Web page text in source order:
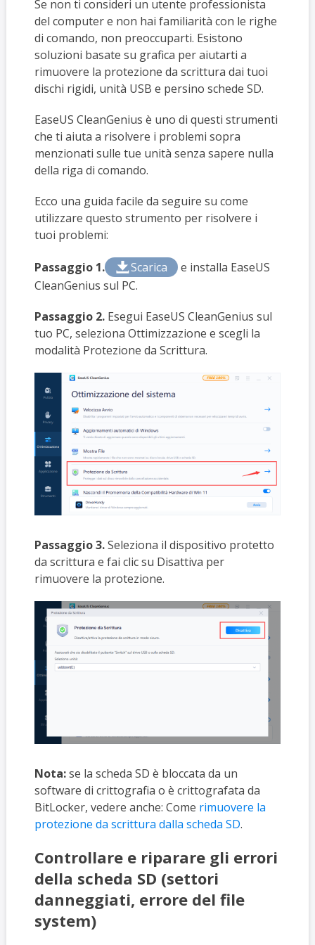
Se non ti consideri un utente professionista
del computer e non hai familiarità con le righe
di comando, non preoccuparti. Esistono
soluzioni basate su grafica per aiutarti a
rimuovere la protezione da scrittura dai tuoi
dischi rigidi, unità USB e persino schede SD.
EaseUS CleanGenius è uno di questi strumenti
che ti aiuta a risolvere i problemi sopra
menzionati sulle tue unità senza sapere nulla
della riga di comando.
Ecco una guida facile da seguire su come
utilizzare questo strumento per risolvere i
tuoi problemi:
Passaggio 1. Scarica
e installa EaseUS
CleanGenius sul PC.
Passaggio 2.Esegui EaseUS CleanGenius sul
tuo PC, seleziona Ottimizzazione e scegli la
modalità Protezione da Scrittura.
Passaggio 3.Seleziona il dispositivo protetto
da scrittura e fai clic su Disattiva per
rimuovere la protezione.
Nota:se la scheda SD è bloccata da un
software di crittografia o è crittografata da
BitLocker, vedere anche: Come rimuovere la
protezione da scrittura dalla scheda SD.
Controllare e riparare gli errori
della scheda SD (settori
danneggiati, errore del file
system)